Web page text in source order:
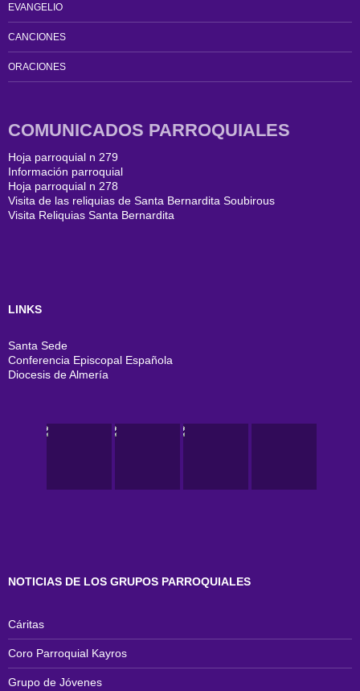
EVANGELIO
CANCIONES
ORACIONES
COMUNICADOS PARROQUIALES
Hoja parroquial n 279
Información parroquial
Hoja parroquial n 278
Visita de las reliquias de Santa Bernardita Soubirous
Visita Reliquias Santa Bernardita
LINKS
Santa Sede
Conferencia Episcopal Española
Diocesis de Almería
NOTICIAS DE LOS GRUPOS PARROQUIALES
Cáritas
Coro Parroquial Kayros
Grupo de Jóvenes